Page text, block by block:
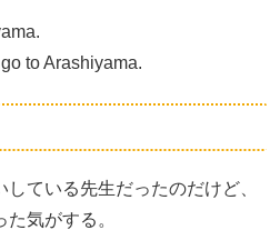
to Arashiyama.
ている先生だったのだけど、
気がする。